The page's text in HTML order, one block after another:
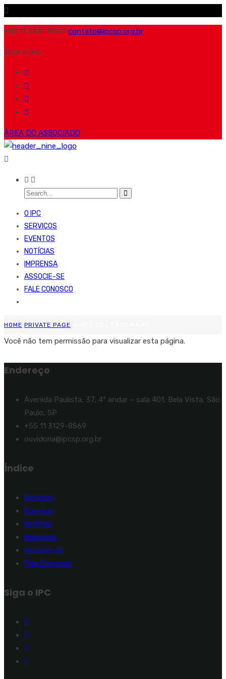
+55 11 3129-8569 contato@ipcsp.org.br
SIGA o IPC:
ÁREA DO ASSOCIADO
O IPC
SERVIÇOS
EVENTOS
NOTÍCIAS
IMPRENSA
ASSOCIE-SE
FALE CONOSCO
HOME PRIVATE PAGE
Você não tem permissão para visualizar esta página.
Endereço
Avenida Paulista, 37, 4º andar – sala 401, Bela Vista, São
Paulo, SP
+55 11 3129-8569
ouvidoria@ipcsp.org.br
Índice
Serviços
Eventos
Notícias
Imprensa
Associe-se
Fale Conosco
Siga o IPC